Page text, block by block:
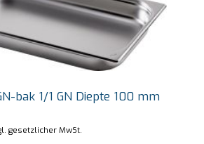
bak 1/1 GN Diepte 100 mm
gesetzlicher MwSt.